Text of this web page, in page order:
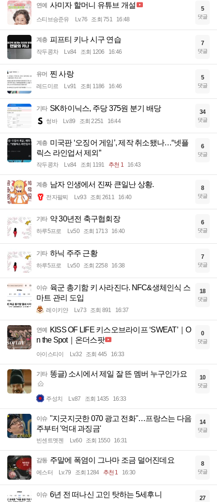
연예 사미자 할머니 유튜브 개설
스티브승준유 Lv.76 조회 751 16:48
5
댓글
계층 피프티 키나 시구 연습
작두콩차 Lv.84 조회 1206 16:46
7
댓글
유머 찐 사랑
레드미르 Lv.91 조회 1186 16:46
5
댓글
기타 SK하이닉스, 주당 375원 분기 배당
썽바 Lv.89 조회 2251 16:44
34
댓글
계층 미국판 ‘오징어 게임’, 제작 취소됐나…“넷플
릭스 라인업서 제외”
작두콩차 Lv.84 조회 1191 추천 1 16:43
6
댓글
계층 남자 인생에서 진짜 큰일난 상황.
전자팔찌 Lv.93 조회 2611 16:40
8
댓글
기타 약 30년전 축구협회장
하루5프로 Lv.50 조회 1713 16:40
6
댓글
기타 하닉 주주 근황
하루5프로 Lv.50 조회 2258 16:38
7
댓글
이슈 육군 총기함 키 사라진다. NFC&생체인식 스
마트 관리 도입
레이키얀 Lv.73 조회 891 16:37
18
댓글
연예 KISS OF LIFE 키스오브라이프 ‘SWEAT’｜O
n the Spot｜온더스팟
아이스티이 Lv.32 조회 445 16:33
0
댓글
기타 똥글) 소시에서 제일 잘 뜬 멤버 누구인가요
주성치 Lv.87 조회 1435 16:33
10
댓글
이슈 "지긋지긋한 070 광고 전화"…프랑스는 다음
주부터 '억대 과징금'
빈센트멧젠 Lv.60 조회 1550 16:31
14
댓글
감동 주말에 폭염이 그나마 조금 덜어진데요
에스터 Lv.79 조회 1284 추천 1 16:30
8
댓글
이슈 6년 전 떠나신 고인 탓하는 5세후니 27